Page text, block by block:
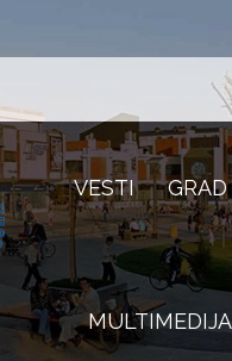
VESTI
MULTIMEDIJA